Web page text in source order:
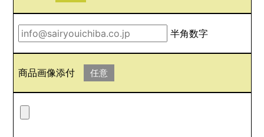
半角数字
商品画像添付 任意